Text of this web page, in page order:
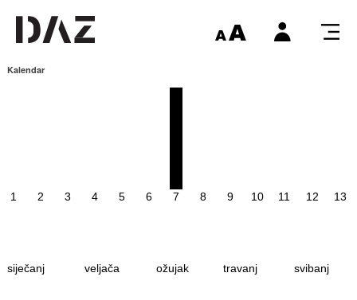
Kalendar
1 2 3 4 5 6 7 8 9 10 11 12 13
siječanj veljača ožujak travanj svibanj